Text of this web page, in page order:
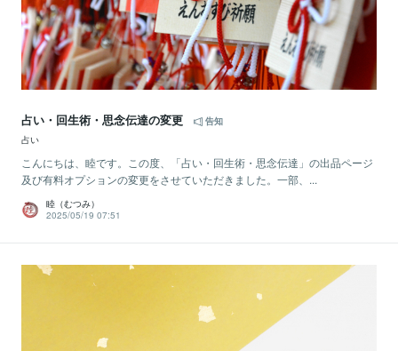
占い・回生術・思念伝達の変更
告知
占い
こんにちは、睦です。この度、「占い・回生術・思念伝達」の出品ページ
及び有料オプションの変更をさせていただきました。一部、...
睦（むつみ）
2025/05/19 07:51